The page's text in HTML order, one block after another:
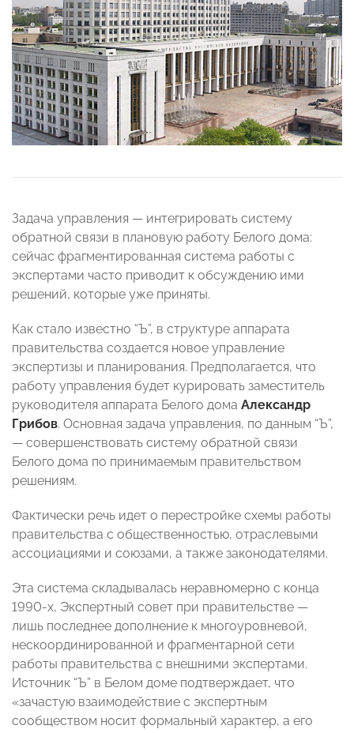
Задача управления — интегрировать систему
обратной связи в плановую работу Белого дома:
сейчас фрагментированная система работы с
экспертами часто приводит к обсуждению ими
решений, которые уже приняты.
Как стало известно “Ъ”, в структуре аппарата
правительства создается новое управление
экспертизы и планирования. Предполагается, что
работу управления будет курировать заместитель
руководителя аппарата Белого дома Александр
Грибов. Основная задача управления, по данным “Ъ”,
— совершенствовать систему обратной связи
Белого дома по принимаемым правительством
решениям.
Фактически речь идет о перестройке схемы работы
правительства с общественностью, отраслевыми
ассоциациями и союзами, а также законодателями.
Эта система складывалась неравномерно с конца
1990-х, Экспертный совет при правительстве —
лишь последнее дополнение к многоуровневой,
нескоординированной и фрагментарной сети
работы правительства с внешними экспертами.
Источник “Ъ” в Белом доме подтверждает, что
«зачастую взаимодействие с экспертным
сообществом носит формальный характер, а его